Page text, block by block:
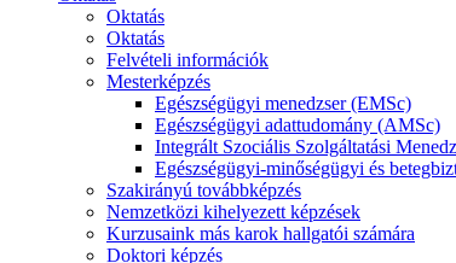
Oktatás
Oktatás
Felvételi információk
Mesterképzés
Egészségügyi menedzser (EMSc)
Egészségügyi adattudomány (AMSc)
Integrált Szociális Szolgáltatási
Egészségügyi-minőségügyi és
Szakirányú továbbképzés
Nemzetközi kihelyezett képzések
Kurzusaink más karok hallgatói számára
Doktori képzés